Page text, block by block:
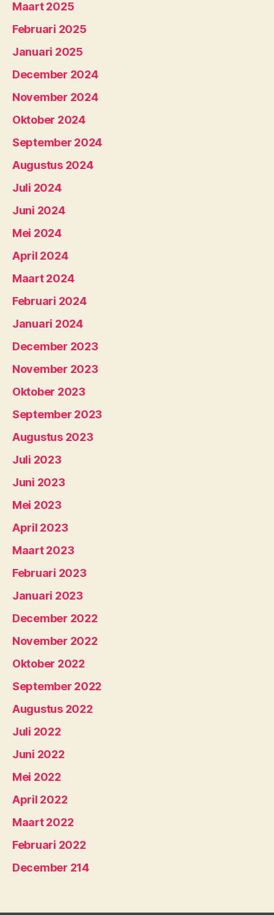
Maart 2025
Februari 2025
Januari 2025
December 2024
November 2024
Oktober 2024
September 2024
Augustus 2024
Juli 2024
Juni 2024
Mei 2024
April 2024
Maart 2024
Februari 2024
Januari 2024
December 2023
November 2023
Oktober 2023
September 2023
Augustus 2023
Juli 2023
Juni 2023
Mei 2023
April 2023
Maart 2023
Februari 2023
Januari 2023
December 2022
November 2022
Oktober 2022
September 2022
Augustus 2022
Juli 2022
Juni 2022
Mei 2022
April 2022
Maart 2022
Februari 2022
December 214